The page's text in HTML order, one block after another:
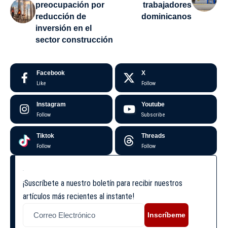
preocupación por
reducción de
inversión en el
sector construcción
trabajadores
dominicanos
Facebook
Like
X
Follow
Instagram
Follow
Youtube
Subscribe
Tiktok
Follow
Threads
Follow
¡Suscríbete a nuestro boletín para recibir nuestros
artículos más recientes al instante!
Inscríbeme